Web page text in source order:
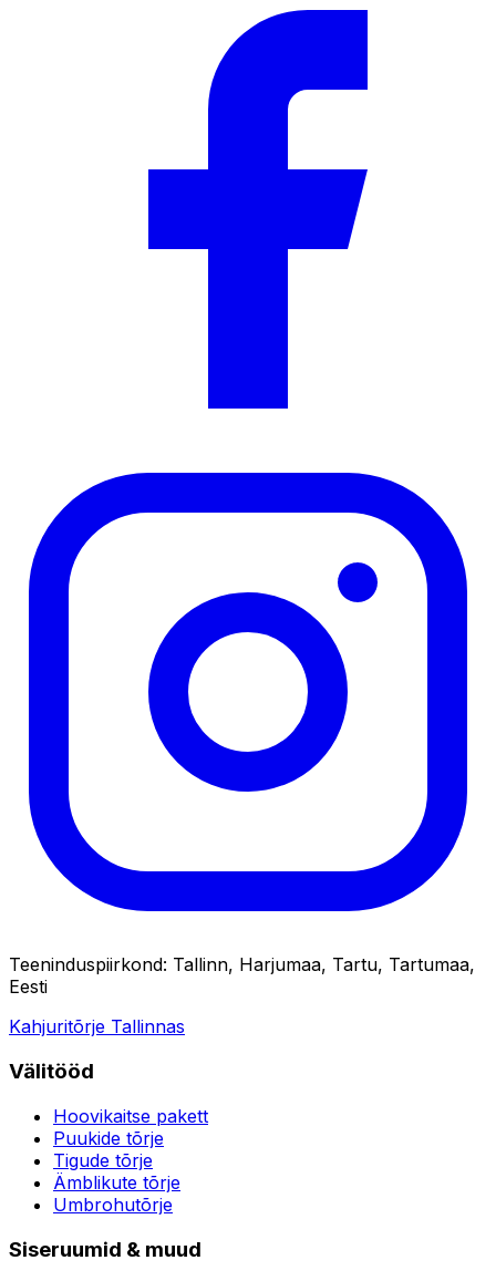
Teeninduspiirkond: Tallinn, Harjumaa, Tartu, Tartumaa,
Eesti
Kahjuritõrje Tallinnas
Välitööd
Hoovikaitse pakett
Puukide tõrje
Tigude tõrje
Ämblikute tõrje
Umbrohutõrje
Siseruumid & muud